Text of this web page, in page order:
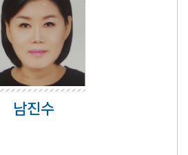
남진수